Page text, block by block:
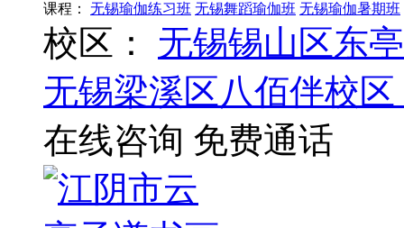
课程： 无锡瑜伽练习班 无锡舞蹈瑜伽班 无锡瑜伽暑期班
校区：
无锡锡山区东
无锡梁溪区八佰伴校区
在线咨询 免费通话